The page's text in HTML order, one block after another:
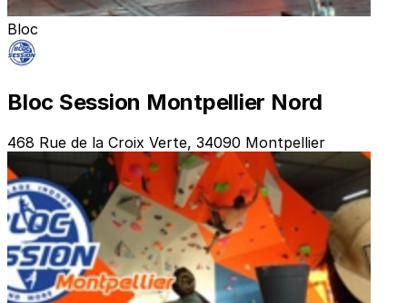
Bloc
Bloc Session Montpellier Nord
468 Rue de la Croix Verte, 34090 Montpellier